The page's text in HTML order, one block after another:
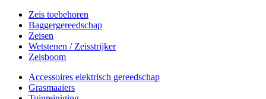
Zeis toebehoren
Baggergereedschap
Zeisen
Wetstenen / Zeisstrijker
Zeisboom
Accessoires elektrisch gereedschap
Grasmaaiers